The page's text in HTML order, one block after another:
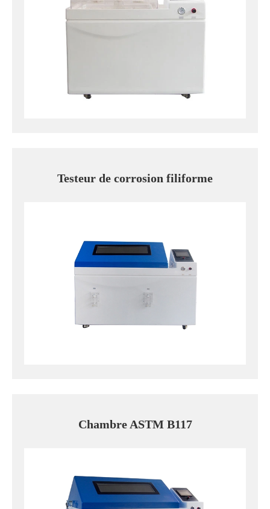
Testeur de corrosion filiforme
Chambre ASTM B117